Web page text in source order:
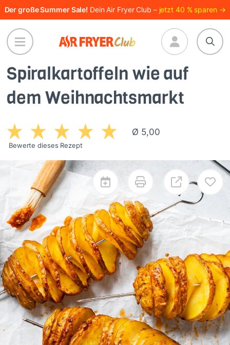
Direkt
zum
Inhalt
Der große Summer Sale! Dein Air Fryer Club – jetzt 40 % sparen →
Spiralkartoffeln wie auf
dem Weihnachtsmarkt
Ø 5,00
Bewerte dieses Rezept